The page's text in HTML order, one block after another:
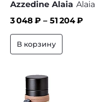
Azzedine Alaia Alaia
3 048 ₽ – 51 204₽
В корзину